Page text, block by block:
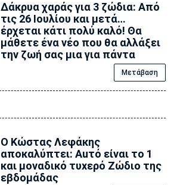
Δάκρυα χαράς για 3 ζώδια: Από
τις 26 Ιουλίου και μετά…
έρχεται κάτι πολύ καλό! Θα
μάθετε ένα νέο που θα αλλάξει
την ζωή σας μια για πάντα
Μετάβαση
Ο Κώστας Λεφάκης
αποκαλύπτει: Αuτό είναι το 1
και μοναδικό τυxερό Zώδιο της
εβδομάδας